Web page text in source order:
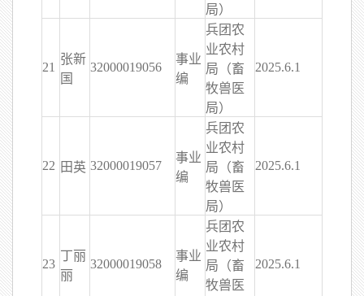
局）
21
张新
国
32000019056
事业
编
兵团农
业农村
局（畜
牧兽医
局）
2025.6.1
22 田英 32000019057
事业
编
兵团农
业农村
局（畜
牧兽医
局）
2025.6.1
23
丁丽
丽
32000019058
事业
编
兵团农
业农村
局（畜
牧兽医
2025.6.1